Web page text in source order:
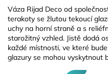
Váza Rijad Deco od
terakoty se žlutou tekoucí
uchy na horní straně a s
starožitný vzhled. Jistě dodá
každé místnosti, ve které
glazury se mohou vyskytnout